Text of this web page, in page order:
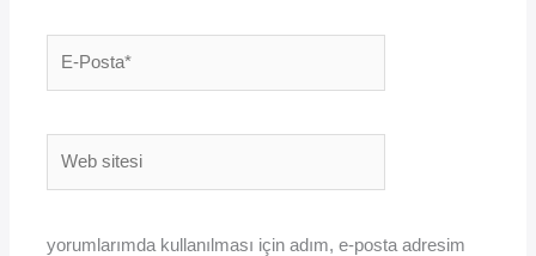
Posta*
sitesi
yorumlarımda kullanılması için adım, e-posta adresim